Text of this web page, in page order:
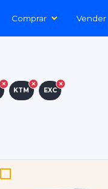
Comprar Vender
KTM EXC